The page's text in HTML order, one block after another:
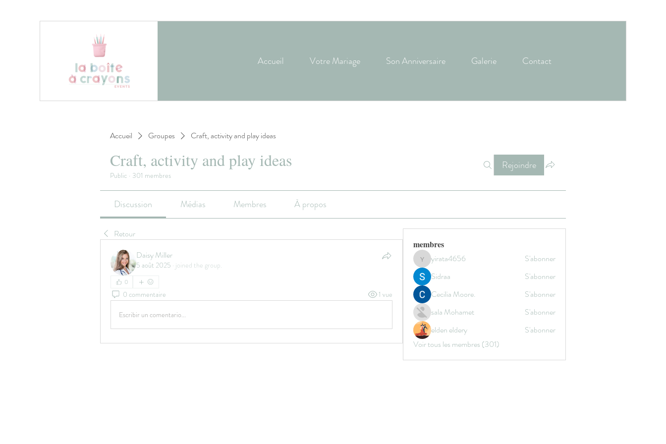
Accueil Votre Mariage Son Anniversaire Galerie Contact
Accueil Groupes Craft, activity and play ideas
Craft, activity and play ideas
Public · 301 membres
Rejoindre
Discussion Médias Membres À propos
Retour
Daisy Miller
5 août 2025 · joined the group.
0
0 commentaire 1 vue
Escribir un comentario...
membres
yirata4656
yirata4656
S'abonner
Sidraa
S'abonner
Cecilia Moore.
S'abonner
sala Mohamet
S'abonner
elden eldery
S'abonner
Voir tous les membres (301)